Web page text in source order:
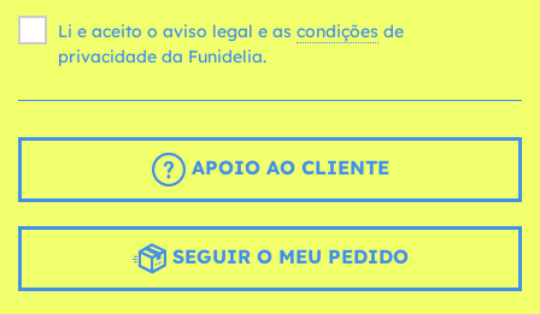
Li e aceito o aviso legal e as condições
privacidade da Funidelia.
APOIO AO CLIENTE
SEGUIR O MEU PEDIDO